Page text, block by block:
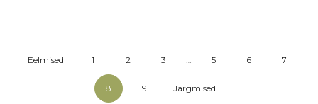
Eelmised 1 2 3 … 5 6 7
8 9 Järgmised